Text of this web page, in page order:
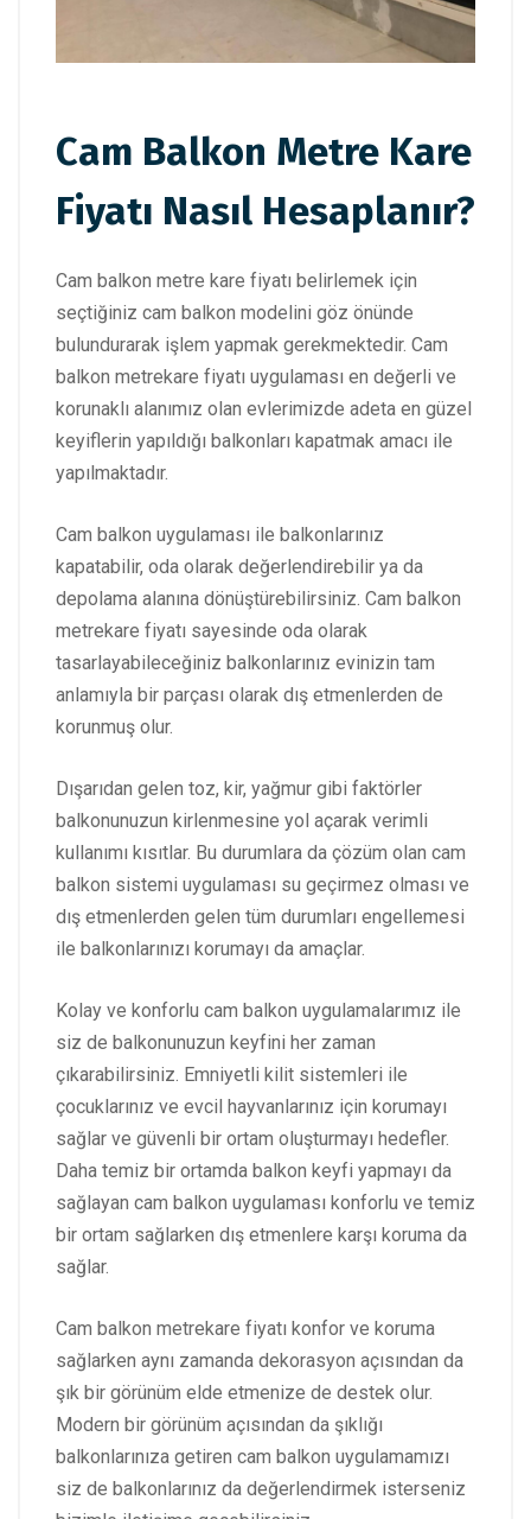
Cam Balkon Metre Kare
Fiyatı Nasıl Hesaplanır?
Cam balkon metre kare fiyatı belirlemek için
seçtiğiniz cam balkon modelini göz önünde
bulundurarak işlem yapmak gerekmektedir. Cam
balkon metrekare fiyatı uygulaması en değerli ve
korunaklı alanımız olan evlerimizde adeta en güzel
keyiflerin yapıldığı balkonları kapatmak amacı ile
yapılmaktadır.
Cam balkon uygulaması ile balkonlarınız
kapatabilir, oda olarak değerlendirebilir ya da
depolama alanına dönüştürebilirsiniz. Cam balkon
metrekare fiyatı sayesinde oda olarak
tasarlayabileceğiniz balkonlarınız evinizin tam
anlamıyla bir parçası olarak dış etmenlerden de
korunmuş olur.
Dışarıdan gelen toz, kir, yağmur gibi faktörler
balkonunuzun kirlenmesine yol açarak verimli
kullanımı kısıtlar. Bu durumlara da çözüm olan cam
balkon sistemi uygulaması su geçirmez olması ve
dış etmenlerden gelen tüm durumları engellemesi
ile balkonlarınızı korumayı da amaçlar.
Kolay ve konforlu cam balkon uygulamalarımız ile
siz de balkonunuzun keyfini her zaman
çıkarabilirsiniz. Emniyetli kilit sistemleri ile
çocuklarınız ve evcil hayvanlarınız için korumayı
sağlar ve güvenli bir ortam oluşturmayı hedefler.
Daha temiz bir ortamda balkon keyfi yapmayı da
sağlayan cam balkon uygulaması konforlu ve temiz
bir ortam sağlarken dış etmenlere karşı koruma da
sağlar.
Cam balkon metrekare fiyatı konfor ve koruma
sağlarken aynı zamanda dekorasyon açısından da
şık bir görünüm elde etmenize de destek olur.
Modern bir görünüm açısından da şıklığı
balkonlarınıza getiren cam balkon uygulamamızı
siz de balkonlarınız da değerlendirmek isterseniz